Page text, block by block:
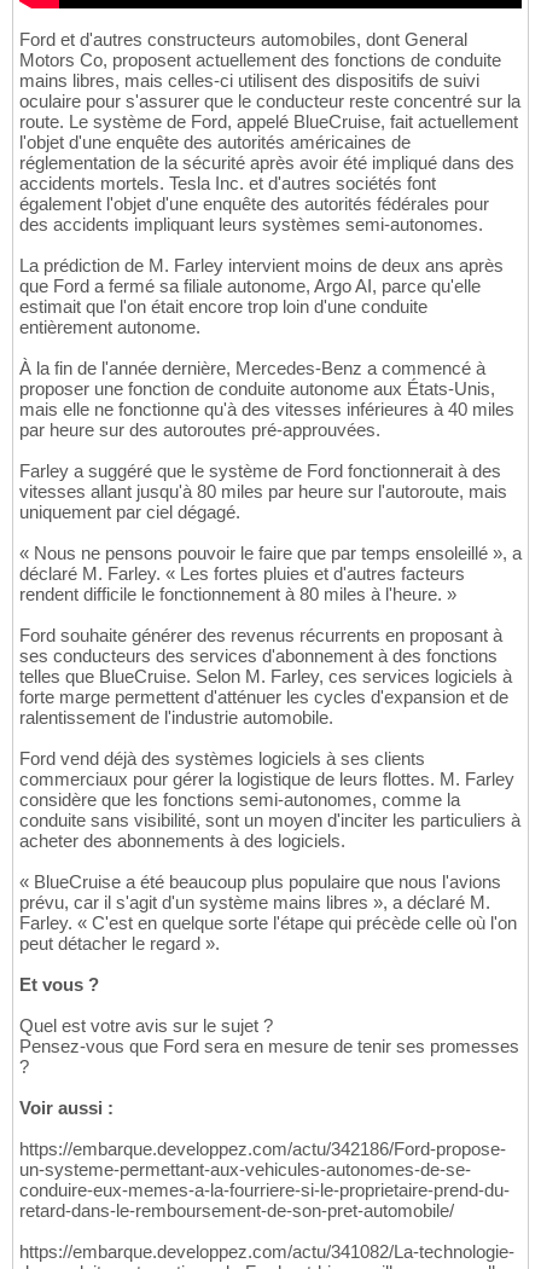
Ford et d'autres constructeurs automobiles, dont General
Motors Co, proposent actuellement des fonctions de conduite
mains libres, mais celles-ci utilisent des dispositifs de suivi
oculaire pour s'assurer que le conducteur reste concentré sur la
route. Le système de Ford, appelé BlueCruise, fait actuellement
l'objet d'une enquête des autorités américaines de
réglementation de la sécurité après avoir été impliqué dans des
accidents mortels. Tesla Inc. et d'autres sociétés font
également l'objet d'une enquête des autorités fédérales pour
des accidents impliquant leurs systèmes semi-autonomes.
La prédiction de M. Farley intervient moins de deux ans après
que Ford a fermé sa filiale autonome, Argo AI, parce qu'elle
estimait que l'on était encore trop loin d'une conduite
entièrement autonome.
À la fin de l'année dernière, Mercedes-Benz a commencé à
proposer une fonction de conduite autonome aux États-Unis,
mais elle ne fonctionne qu'à des vitesses inférieures à 40 miles
par heure sur des autoroutes pré-approuvées.
Farley a suggéré que le système de Ford fonctionnerait à des
vitesses allant jusqu'à 80 miles par heure sur l'autoroute, mais
uniquement par ciel dégagé.
« Nous ne pensons pouvoir le faire que par temps ensoleillé », a
déclaré M. Farley. « Les fortes pluies et d'autres facteurs
rendent difficile le fonctionnement à 80 miles à l'heure. »
Ford souhaite générer des revenus récurrents en proposant à
ses conducteurs des services d'abonnement à des fonctions
telles que BlueCruise. Selon M. Farley, ces services logiciels à
forte marge permettent d'atténuer les cycles d'expansion et de
ralentissement de l'industrie automobile.
Ford vend déjà des systèmes logiciels à ses clients
commerciaux pour gérer la logistique de leurs flottes. M. Farley
considère que les fonctions semi-autonomes, comme la
conduite sans visibilité, sont un moyen d'inciter les particuliers à
acheter des abonnements à des logiciels.
« BlueCruise a été beaucoup plus populaire que nous l'avions
prévu, car il s'agit d'un système mains libres », a déclaré M.
Farley. « C'est en quelque sorte l'étape qui précède celle où l'on
peut détacher le regard ».
Et vous ?
Quel est votre avis sur le sujet ?
Pensez-vous que Ford sera en mesure de tenir ses promesses
?
Voir aussi :
https://embarque.developpez.com/actu/342186/Ford-propose-
un-systeme-permettant-aux-vehicules-autonomes-de-se-
conduire-eux-memes-a-la-fourriere-si-le-proprietaire-prend-du-
retard-dans-le-remboursement-de-son-pret-automobile/
https://embarque.developpez.com/actu/341082/La-technologie-